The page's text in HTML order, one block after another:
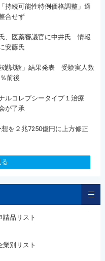
続可能性特例価格調整」適
合せず
、医薬審議官に中井氏 情報
安藤氏
試験」結果発表 受験実人数
前後
コレプシータイプ１治療
が了承
を２兆7250億円に上方修正
る
請品リスト
業別リスト